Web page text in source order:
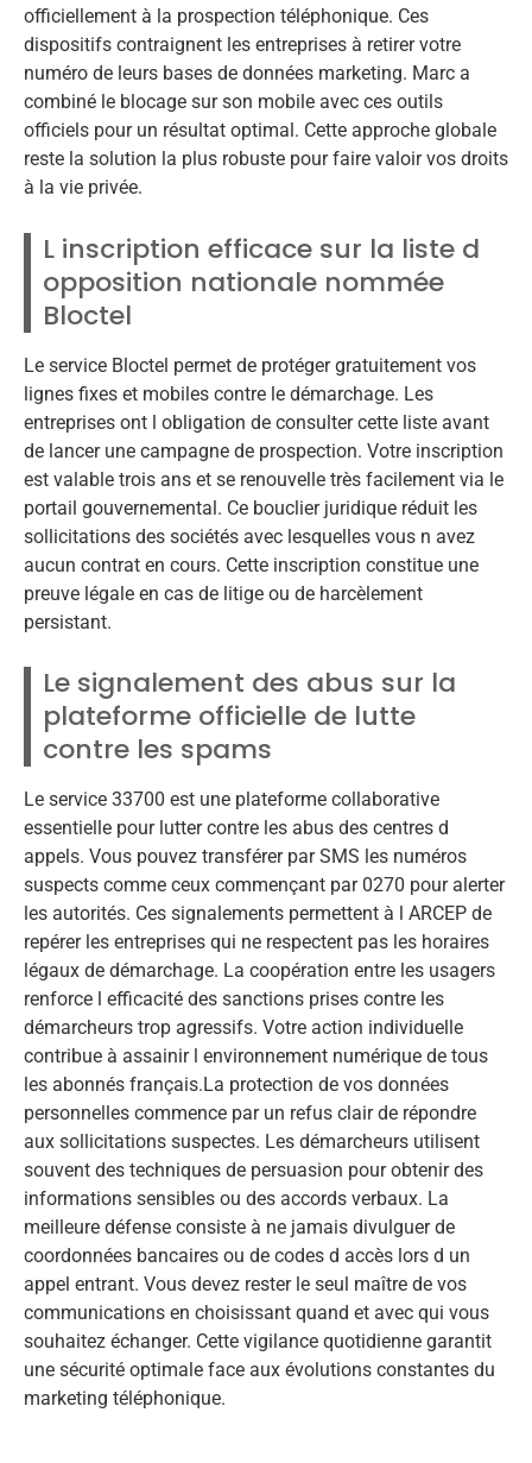
officiellement à la prospection téléphonique. Ces
dispositifs contraignent les entreprises à retirer votre
numéro de leurs bases de données marketing. Marc a
combiné le blocage sur son mobile avec ces outils
officiels pour un résultat optimal. Cette approche globale
reste la solution la plus robuste pour faire valoir vos droits
à la vie privée.
L inscription efficace sur la liste d
opposition nationale nommée
Bloctel
Le service Bloctel permet de protéger gratuitement vos
lignes fixes et mobiles contre le démarchage. Les
entreprises ont l obligation de consulter cette liste avant
de lancer une campagne de prospection. Votre inscription
est valable trois ans et se renouvelle très facilement via le
portail gouvernemental. Ce bouclier juridique réduit les
sollicitations des sociétés avec lesquelles vous n avez
aucun contrat en cours. Cette inscription constitue une
preuve légale en cas de litige ou de harcèlement
persistant.
Le signalement des abus sur la
plateforme officielle de lutte
contre les spams
Le service 33700 est une plateforme collaborative
essentielle pour lutter contre les abus des centres d
appels. Vous pouvez transférer par SMS les numéros
suspects comme ceux commençant par 0270 pour alerter
les autorités. Ces signalements permettent à l ARCEP de
repérer les entreprises qui ne respectent pas les horaires
légaux de démarchage. La coopération entre les usagers
renforce l efficacité des sanctions prises contre les
démarcheurs trop agressifs. Votre action individuelle
contribue à assainir l environnement numérique de tous
les abonnés français.La protection de vos données
personnelles commence par un refus clair de répondre
aux sollicitations suspectes. Les démarcheurs utilisent
souvent des techniques de persuasion pour obtenir des
informations sensibles ou des accords verbaux. La
meilleure défense consiste à ne jamais divulguer de
coordonnées bancaires ou de codes d accès lors d un
appel entrant. Vous devez rester le seul maître de vos
communications en choisissant quand et avec qui vous
souhaitez échanger. Cette vigilance quotidienne garantit
une sécurité optimale face aux évolutions constantes du
marketing téléphonique.